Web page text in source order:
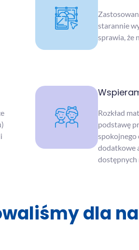
starannie
sprawia, że
Rozkład
podstawę
spokojnego
dodatkowe
dostępnych
dla